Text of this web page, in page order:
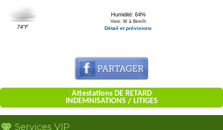
74°F
Humidité: 64%
Vent: W à 6km/h
Détail et prévisions
Attestations DE RETARD
INDEMNISATIONS / LITIGES
Services VIP